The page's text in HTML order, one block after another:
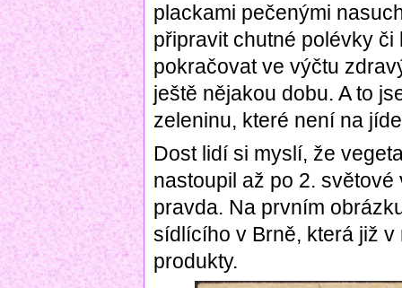
plackami pečenými
připravit chutné polévky
pokračovat ve výčtu
ještě nějakou dobu. A to
zeleninu, které není na
Dost lidí si myslí, že
nastoupil až po 2.
pravda. Na prvním
sídlícího v Brně, která již
produkty.